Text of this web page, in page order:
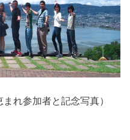
れ参加者と記念写真）